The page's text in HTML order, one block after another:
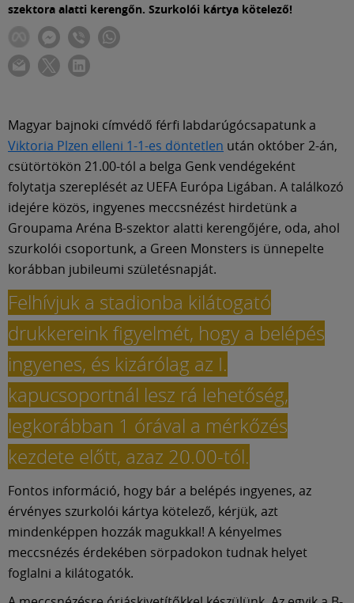
szektora alatti kerengőn. Szurkolói kártya kötelező!
Magyar bajnoki címvédő férfi labdarúgócsapatunk a
Viktoria Plzen elleni 1-1-es döntetlen után október 2-án,
csütörtökön 21.00-tól a belga Genk vendégeként
folytatja szereplését az UEFA Európa Ligában. A találkozó
idejére közös, ingyenes meccsnézést hirdetünk a
Groupama Aréna B-szektor alatti kerengőjére, oda, ahol
szurkolói csoportunk, a Green Monsters is ünnepelte
korábban jubileumi születésnapját.
Felhívjuk a stadionba kilátogató
drukkereink figyelmét, hogy a belépés
ingyenes, és kizárólag az I.
kapucsoportnál lesz rá lehetőség,
legkorábban 1 órával a mérkőzés
kezdete előtt, azaz 20.00-tól.
Fontos információ, hogy bár a belépés ingyenes, az
érvényes szurkolói kártya kötelező, kérjük, azt
mindenképpen hozzák magukkal! A kényelmes
meccsnézés érdekében sörpadokon tudnak helyet
foglalni a kilátogatók.
Meccscenter
Klub
Szolgáltatások
Shop
Közösség
Múzeum
English